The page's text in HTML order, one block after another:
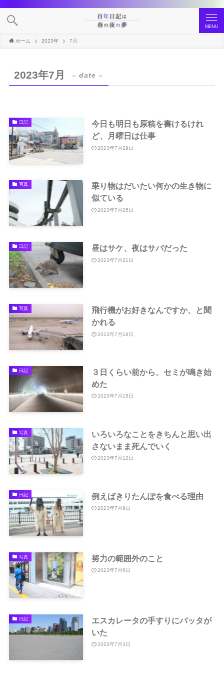
MENU
ホーム 2023年 7月
2023年7月 – date –
日記
今日も明日も原稿を書けるけれ
ど、月曜日は仕事
2023年7月29日
写真
乗り物はだいたい何かの生き物に
似ている
2023年7月25日
日記 昼はサケ、夜はサバだった
2023年7月21日
写真
飛行機がお好きなんですか、と聞
かれる
2023年7月18日
日記
３日くらい前から、セミが鳴き始
めた
2023年7月15日
写真
いろいろなことをきちんと思い出
さないまま死んでいく
2023年7月12日
日記 例えばきりたんぽを食べる理由
2023年7月9日
写真 努力の範囲外のこと
2023年7月6日
日記
エスカレータの手すりにバッタが
いた
2023年7月3日